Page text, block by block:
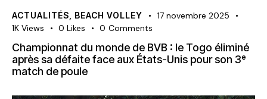
ACTUALITÉS BEACH VOLLEY
17 novembre 2025
1K Views 0 Likes 0 Comments
Championnat du monde de BVB : le Togo éliminé
après sa défaite face aux États-Unis pour son 3ᵉ
match de poule